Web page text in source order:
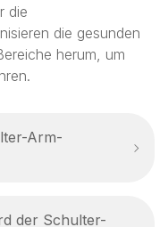
die
die gesunden
herum, um
Arm-
der Schulter-